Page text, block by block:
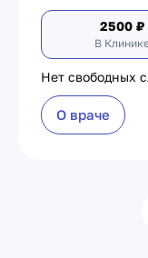
2500 ₽
В
Нет свободных
О враче